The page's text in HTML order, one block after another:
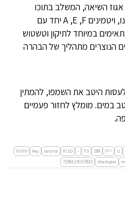
השיאה, המשלב בתוכו
קראטין, חומצות אמינו, ויטמינים A ,E ,F יחד עם
במיוחד לתיקון וטשטוש
הנוצרים מתהליך של הבהרה
היטב את השמפו, להמתין
במים. מומלץ לחזור פעמיים
נו יילו 180 מל - מבית saryna
key
טיפוח
shampoo
7290114157810